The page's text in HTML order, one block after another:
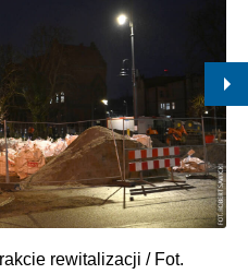
rewitalizacji / Fot.